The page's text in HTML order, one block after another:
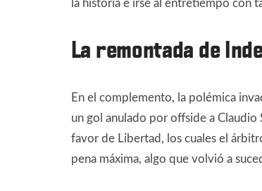
la historia e irse al entretiempo con
La remontada de
En el complemento, la polémica
un gol anulado por offside a Claudio
favor de Libertad, los cuales el
pena máxima, algo que volvió a